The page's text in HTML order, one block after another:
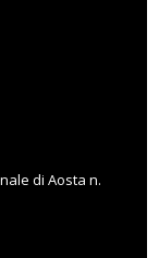
di Aosta n.